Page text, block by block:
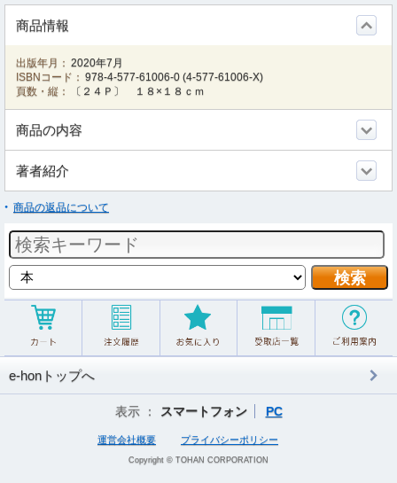
商品情報
出版年月： 2020年7月
ISBNコード： 978-4-577-61006-0 (4-577-61006-X)
頁数・縦：
〔２４Ｐ〕 １８×１８ｃｍ
商品の内容
著者紹介
商品の返品について
e-honトップへ
表示 ： スマートフォン PC
運営会社概要 プライバシーポリシー
Copyright © TOHAN CORPORATION